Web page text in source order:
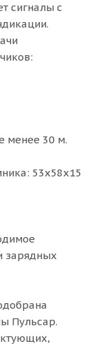
сигналы с
менее 30 м.
53х58х15
зарядных
Пульсар.